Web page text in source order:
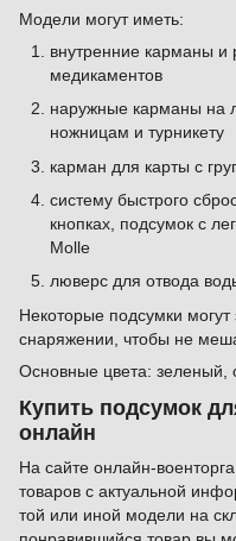
Модели могут иметь:
внутренние карманы и
медикаментов
наружные карманы на
ножницам и турникету
карман для карты с
систему быстрого
кнопках, подсумок с
Molle
люверс для отвода
Некоторые подсумки могут
снаряжении, чтобы не
Основные цвета: зеленый,
Купить подсумок
онлайн
На сайте онлайн-
товаров с актуальной
той или иной модели на